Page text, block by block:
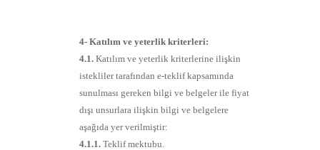
4- Katılım ve yeterlik kriterleri:
4.1. Katılım ve yeterlik kriterlerine ilişkin
istekliler tarafından e-teklif kapsamında
sunulması gereken bilgi ve belgeler ile fiyat
dışı unsurlara ilişkin bilgi ve belgelere
aşağıda yer verilmiştir:
4.1.1. Teklif mektubu.